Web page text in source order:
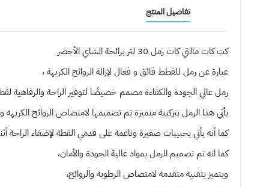
تفاصيل المنتج
كت كات مالتي كات رمل 30 لتر برائحة الشاي الأخضر
عبارة عن رمل للقطط فائق و فعال لإزالة الروائح الكريهة ،
رمل عالي الجودة والكفاءة مصمم خصيصًا لتوفير الراحة والرفاهية
يأتي هذا الرمل بتركيبة متميزة تم تصميمها لامتصاص الروائح
كما أنه يأتي بحبيبات صغيرة وناعمة على قدمي القطة لإضفاء الراحة
كما انه تم تصميم الرمل بمواد عالية الجودة والأمان،
ويتميز بتقنية متقدمة لامتصاص الرطوبة والروائح،